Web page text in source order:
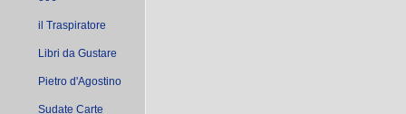
il Traspiratore
Libri da Gustare
Pietro d'Agostino
Sudate Carte